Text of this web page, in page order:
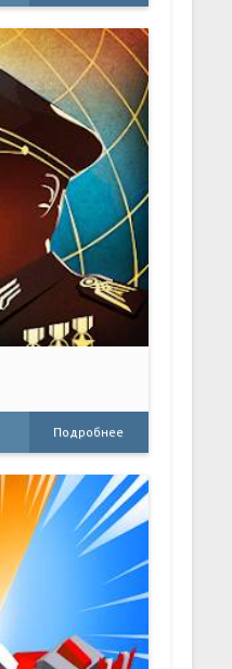
Подробнее